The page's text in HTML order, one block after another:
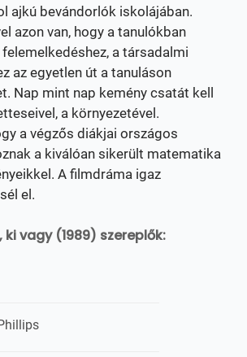
ajkú bevándorlók iskolájában.
azon van, hogy a tanulókban
a társadalmi
az egyetlen út a tanuláson
Nap mint nap kemény csatát kell
a környezetével.
a végzős diákjai országos
a kiválóan sikerült matematika
A filmdráma igaz
el.
vagy (1989) szereplők: